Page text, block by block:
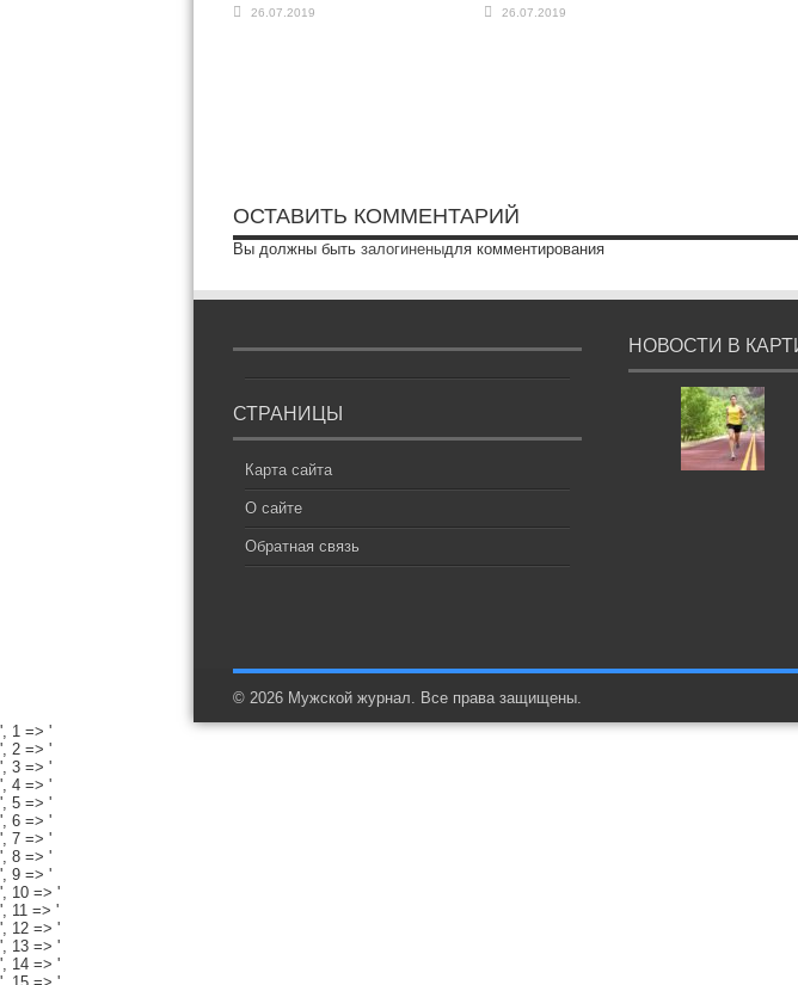
26.07.2019 26.07.2019
ОСТАВИТЬ КОММЕНТАРИЙ
Вы должны быть залогиненыдля комментирования
СТРАНИЦЫ
Карта сайта
О сайте
Обратная связь
НОВОСТИ В
© 2026 Мужской журнал. Все права защищены.
', 1 => '
', 2 => '
', 3 => '
', 4 => '
', 5 => '
', 6 => '
', 7 => '
', 8 => '
', 9 => '
', 10 => '
', 11 => '
', 12 => '
', 13 => '
', 14 => '